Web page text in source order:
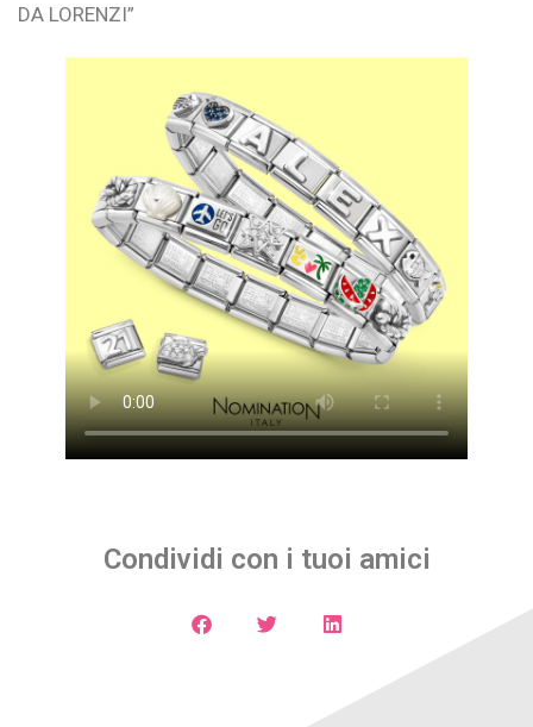
DA LORENZI”
Condividi con i tuoi amici